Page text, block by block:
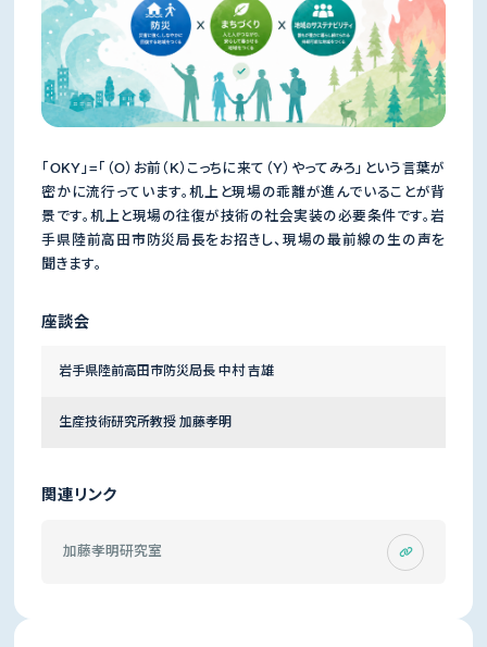
「OKY」=「（O）お前（K）こっちに来て（Y）やってみろ」という言葉が
密かに流行っています。机上と現場の乖離が進んでいることが背
景です。机上と現場の往復が技術の社会実装の必要条件です。岩
手県陸前高田市防災局長をお招きし、現場の最前線の生の声を
聞きます。
座談会
岩手県陸前高田市防災局長 中村 吉雄
生産技術研究所教授 加藤孝明
関連リンク
加藤孝明研究室